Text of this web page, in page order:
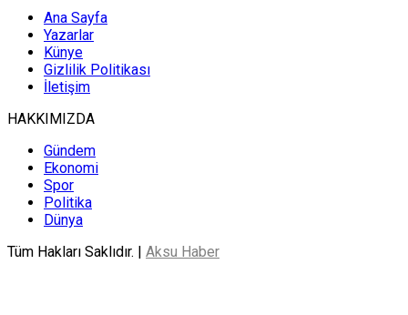
Ana Sayfa
Yazarlar
Künye
Gizlilik Politikası
İletişim
HAKKIMIZDA
Gündem
Ekonomi
Spor
Politika
Dünya
Tüm Hakları Saklıdır. | Aksu Haber